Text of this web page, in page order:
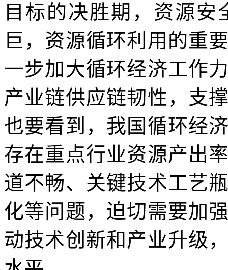
目标的决胜期，资源
巨，资源循环利用的重
一步加大循环经济工作
产业链供应链韧性，支
也要看到，我国循环经
存在重点行业资源产出
道不畅、关键技术工艺
化等问题，迫切需要加
动技术创新和产业升级